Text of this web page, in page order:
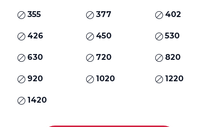
355 377 402
426 450 530
630 720 820
920 1020 1220
1420